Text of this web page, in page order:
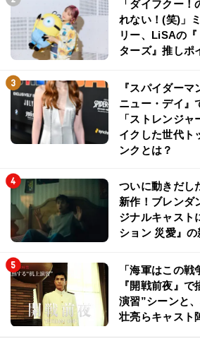
「ダイフクー
れない！(笑)」
リー、LiSAの
ターズ』推しポ
『スパイダーマ
ニュー・デイ』
「ストレンジ
イクした世代ト
ンクとは？
ついに動きだし
新作！ブレンダ
ジナルキャスト
ション 災愛』
「海軍はこの戦
『開戦前夜』
演習”シーンと
壮亮らキャスト